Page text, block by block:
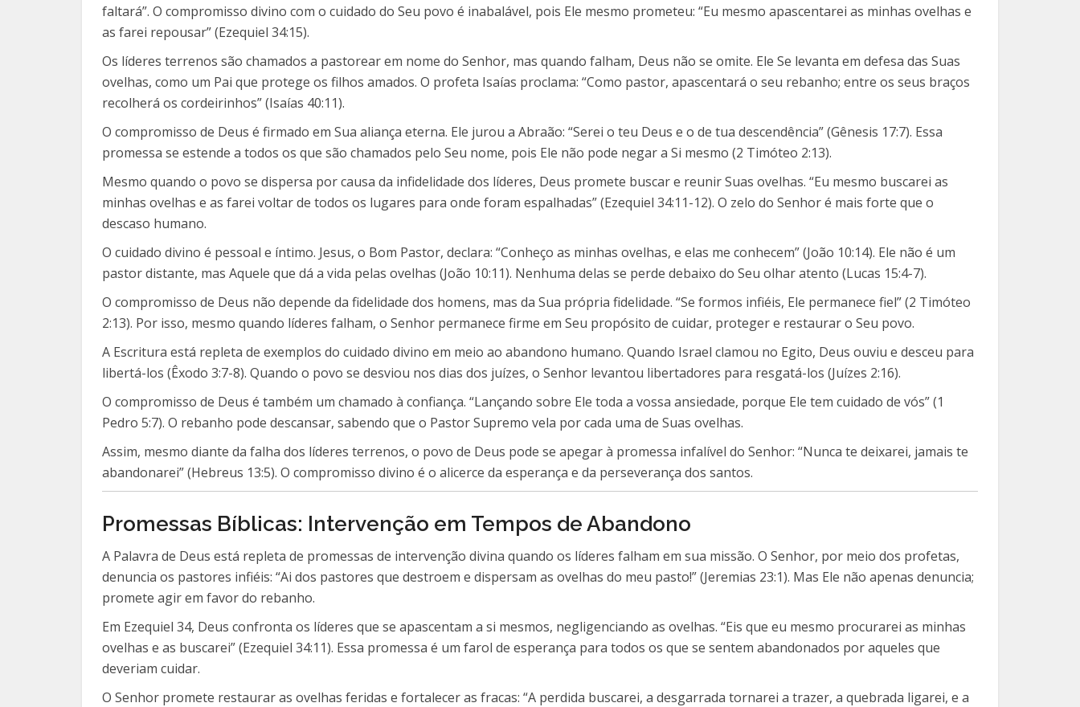
faltará”. O compromisso divino com o cuidado do Seu povo é inabalável, pois Ele mesmo prometeu: “Eu mesmo apascentarei as minhas ovelhas e
as farei repousar” (Ezequiel 34:15).
Os líderes terrenos são chamados a pastorear em nome do Senhor, mas quando falham, Deus não se omite. Ele Se levanta em defesa das Suas
ovelhas, como um Pai que protege os filhos amados. O profeta Isaías proclama: “Como pastor, apascentará o seu rebanho; entre os seus braços
recolherá os cordeirinhos” (Isaías 40:11).
O compromisso de Deus é firmado em Sua aliança eterna. Ele jurou a Abraão: “Serei o teu Deus e o de tua descendência” (Gênesis 17:7). Essa
promessa se estende a todos os que são chamados pelo Seu nome, pois Ele não pode negar a Si mesmo (2 Timóteo 2:13).
Mesmo quando o povo se dispersa por causa da infidelidade dos líderes, Deus promete buscar e reunir Suas ovelhas. “Eu mesmo buscarei as
minhas ovelhas e as farei voltar de todos os lugares para onde foram espalhadas” (Ezequiel 34:11-12). O zelo do Senhor é mais forte que o
descaso humano.
O cuidado divino é pessoal e íntimo. Jesus, o Bom Pastor, declara: “Conheço as minhas ovelhas, e elas me conhecem” (João 10:14). Ele não é um
pastor distante, mas Aquele que dá a vida pelas ovelhas (João 10:11). Nenhuma delas se perde debaixo do Seu olhar atento (Lucas 15:4-7).
O compromisso de Deus não depende da fidelidade dos homens, mas da Sua própria fidelidade. “Se formos infiéis, Ele permanece fiel” (2 Timóteo
2:13). Por isso, mesmo quando líderes falham, o Senhor permanece firme em Seu propósito de cuidar, proteger e restaurar o Seu povo.
A Escritura está repleta de exemplos do cuidado divino em meio ao abandono humano. Quando Israel clamou no Egito, Deus ouviu e desceu para
libertá-los (Êxodo 3:7-8). Quando o povo se desviou nos dias dos juízes, o Senhor levantou libertadores para resgatá-los (Juízes 2:16).
O compromisso de Deus é também um chamado à confiança. “Lançando sobre Ele toda a vossa ansiedade, porque Ele tem cuidado de vós” (1
Pedro 5:7). O rebanho pode descansar, sabendo que o Pastor Supremo vela por cada uma de Suas ovelhas.
Assim, mesmo diante da falha dos líderes terrenos, o povo de Deus pode se apegar à promessa infalível do Senhor: “Nunca te deixarei, jamais te
abandonarei” (Hebreus 13:5). O compromisso divino é o alicerce da esperança e da perseverança dos santos.
Promessas Bíblicas: Intervenção em Tempos de Abandono
A Palavra de Deus está repleta de promessas de intervenção divina quando os líderes falham em sua missão. O Senhor, por meio dos profetas,
denuncia os pastores infiéis: “Ai dos pastores que destroem e dispersam as ovelhas do meu pasto!” (Jeremias 23:1). Mas Ele não apenas denuncia;
promete agir em favor do rebanho.
Em Ezequiel 34, Deus confronta os líderes que se apascentam a si mesmos, negligenciando as ovelhas. “Eis que eu mesmo procurarei as minhas
ovelhas e as buscarei” (Ezequiel 34:11). Essa promessa é um farol de esperança para todos os que se sentem abandonados por aqueles que
deveriam cuidar.
O Senhor promete restaurar as ovelhas feridas e fortalecer as fracas: “A perdida buscarei, a desgarrada tornarei a trazer, a quebrada ligarei, e a